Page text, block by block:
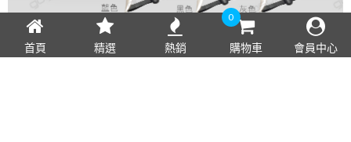
首頁 精選 熱銷
0
購物車 會員中心